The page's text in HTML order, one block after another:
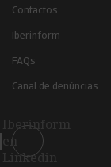
Contactos
Iberinform
FAQs
Canal de denúncias
Iberinform
en
Linkedin